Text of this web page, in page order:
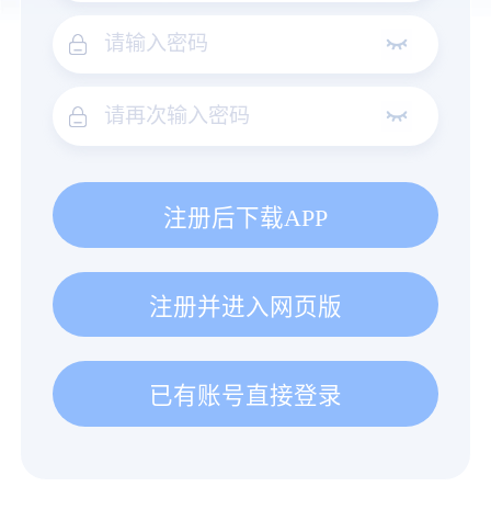
注册后下载APP
注册并进入网页版
已有账号直接登录